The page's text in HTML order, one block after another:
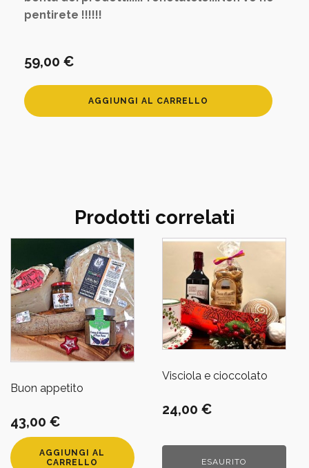
pentirete !!!!!!
59,00 €
Per
un
AGGIUNGI AL CARRELLO
Prodotti correlati
Buon appetito
43,00 €
AGGIUNGI AL
CARRELLO
Visciola e cioccolato
24,00 €
ESAURITO